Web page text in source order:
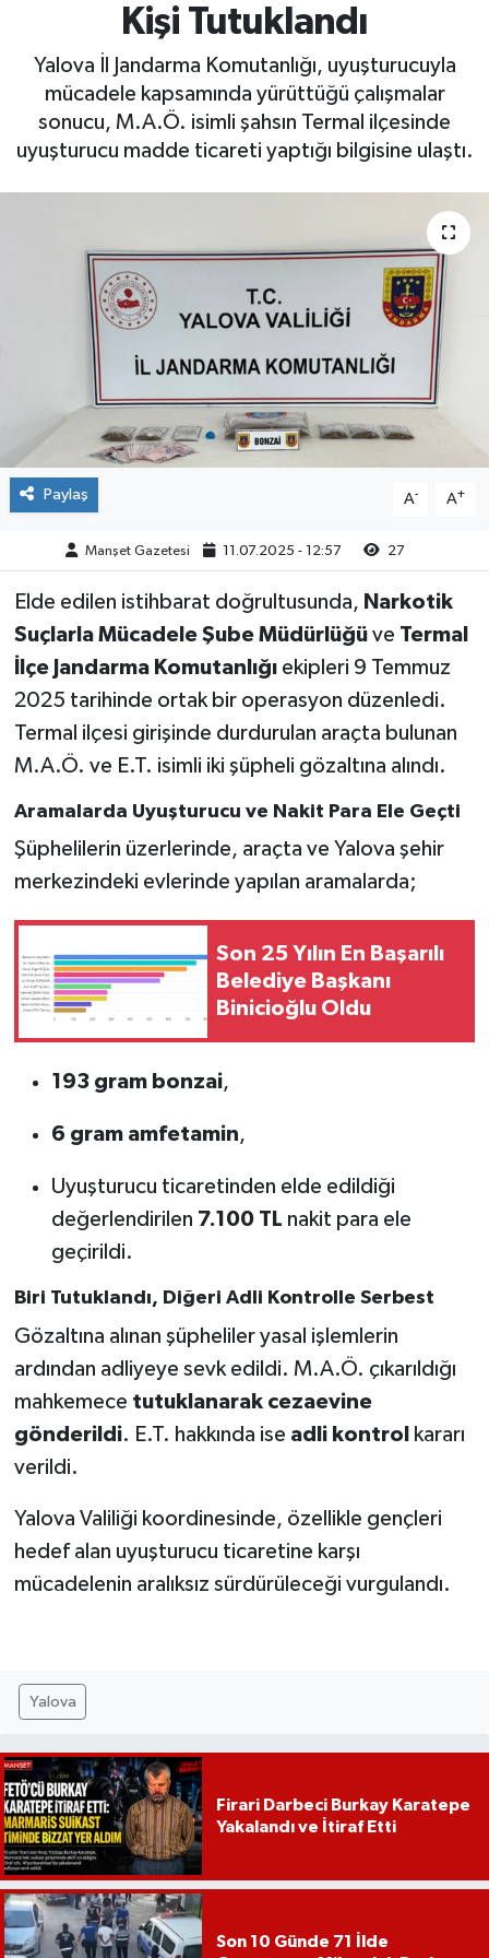
Kişi Tutuklandı
Yalova İl Jandarma Komutanlığı, uyuşturucuyla
mücadele kapsamında yürüttüğü çalışmalar
sonucu, M.A.Ö. isimli şahsın Termal ilçesinde
uyuşturucu madde ticareti yaptığı bilgisine ulaştı.
Paylaş A- A+
Manşet Gazetesi 11.07.2025 - 12:57 27
Elde edilen istihbarat doğrultusunda, Narkotik
Suçlarla Mücadele Şube Müdürlüğüve Termal
İlçe Jandarma Komutanlığıekipleri 9 Temmuz
2025 tarihinde ortak bir operasyon düzenledi.
Termal ilçesi girişinde durdurulan araçta bulunan
M.A.Ö. ve E.T. isimli iki şüpheli gözaltına alındı.
Aramalarda Uyuşturucu ve Nakit Para Ele Geçti
Şüphelilerin üzerlerinde, araçta ve Yalova şehir
merkezindeki evlerinde yapılan aramalarda;
Son 25 Yılın En Başarılı
Belediye Başkanı
Binicioğlu Oldu
193 gram bonzai,
6 gram amfetamin,
Uyuşturucu ticaretinden elde edildiği
değerlendirilen 7.100 TL nakit para ele
geçirildi.
Biri Tutuklandı, Diğeri Adli Kontrolle Serbest
Gözaltına alınan şüpheliler yasal işlemlerin
ardından adliyeye sevk edildi. M.A.Ö. çıkarıldığı
mahkemece tutuklanarak cezaevine
gönderildi. E.T. hakkında ise adli kontrol
kararı
verildi.
Yalova Valiliği koordinesinde, özellikle gençleri
hedef alan uyuşturucu ticaretine karşı
mücadelenin aralıksız sürdürüleceği vurgulandı.
Yalova
Firari Darbeci Burkay Karatepe
Yakalandı ve İtiraf Etti
Son 10 Günde 71 İlde